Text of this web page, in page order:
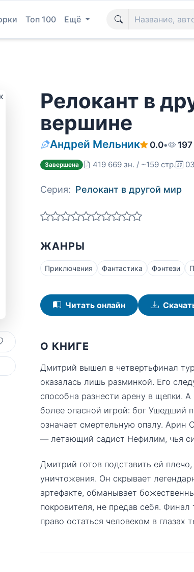
Топ 100 Ещё
Релокант в
вершине
Андрей Мельник 0.0•
Завершена 419 669 зн. / ~159 стр.
Серия: Релокант в другой мир
ЖАНРЫ
Приключения Фантастика Фэнтези
Читать онлайн
О КНИГЕ
Дмитрий вышел в четвертьфинал
оказалась лишь разминкой. Его
способна разнести арену в щепки.
более опасной игрой: бог Ушедший
означает смертельную опалу. Арин
— летающий садист Нефилим, чья
Дмитрий готов подставить ей
уничтожения. Он скрывает
артефакте, обманывает
покровителя, не предав себя.
право остаться человеком в глазах